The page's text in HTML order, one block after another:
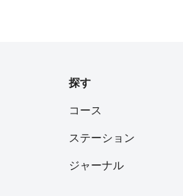
探す
コース
ステーション
ジャーナル